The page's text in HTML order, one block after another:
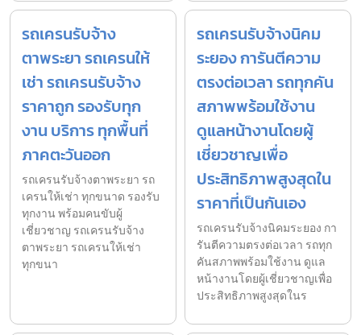
รถเครนรับจ้าง
ตาพระยา รถเครนให้
เช่า รถเครนรับจ้าง
ราคาถูก รองรับทุก
งาน บริการ ทุกพื้นที่
ภาคตะวันออก
รถเครนรับจ้างตาพระยา รถ
เครนให้เช่า ทุกขนาด รองรับ
ทุกงาน พร้อมคนขับผู้
เชี่ยวชาญ รถเครนรับจ้าง
ตาพระยา รถเครนให้เช่า
ทุกขนา
รถเครนรับจ้างนิคม
ระยอง การันตีความ
ตรงต่อเวลา รถทุกคัน
สภาพพร้อมใช้งาน
ดูแลหน้างานโดยผู้
เชี่ยวชาญเพื่อ
ประสิทธิภาพสูงสุดใน
ราคาที่เป็นกันเอง
รถเครนรับจ้างนิคมระยอง กา
รันตีความตรงต่อเวลา รถทุก
คันสภาพพร้อมใช้งาน ดูแล
หน้างานโดยผู้เชี่ยวชาญเพื่อ
ประสิทธิภาพสูงสุดในร